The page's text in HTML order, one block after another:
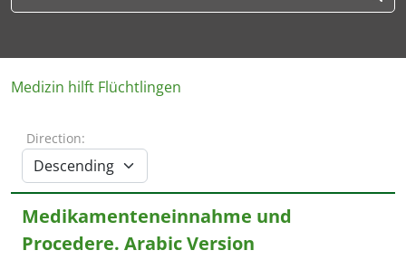
Medizin hilft Flüchtlingen
Direction:
Medikamenteneinnahme und
Procedere. Arabic Version